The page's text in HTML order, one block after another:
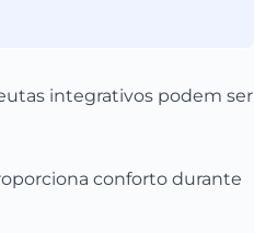
integrativos podem ser
conforto durante